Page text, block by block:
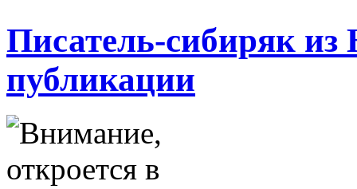
Писатель-сибиряк из
публикации